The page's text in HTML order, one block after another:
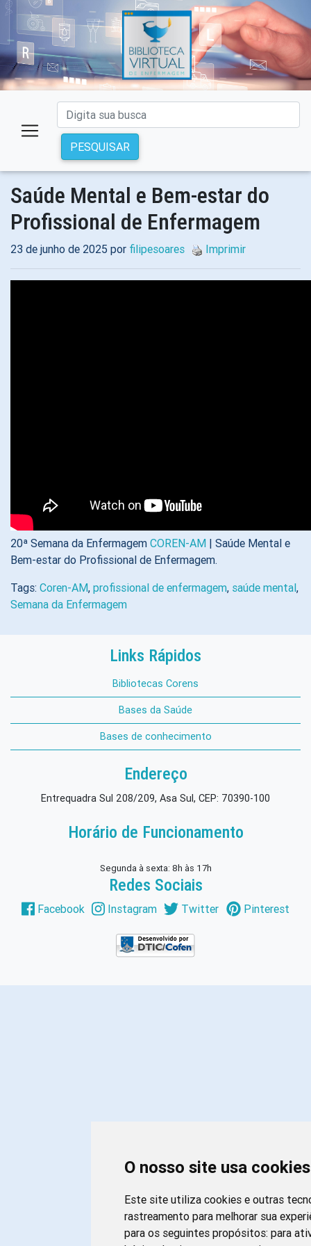
O nosso site usa cookies
Este site utiliza cookies e outras
rastreamento para melhorar sua
para os seguintes propósitos:para
PESQUISAR
Saúde Mental e Bem-estar do
Profissional de Enfermagem
23 de junho de 2025 por filipesoares Imprimir
20ª Semana da Enfermagem COREN-AM | Saúde Mental e
Bem-estar do Profissional de Enfermagem.
Tags: Coren-AM, profissional de enfermagem, saúde mental,
Semana da Enfermagem
Links Rápidos
Bibliotecas Corens
Bases da Saúde
Bases de conhecimento
Endereço
Entrequadra Sul 208/209, Asa Sul, CEP: 70390-100
Horário de Funcionamento
Segunda à sexta: 8h às 17h
Redes Sociais
Facebook Instagram Twitter Pinterest